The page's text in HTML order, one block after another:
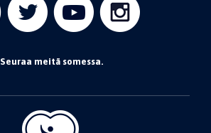
Seuraa meitä somessa.